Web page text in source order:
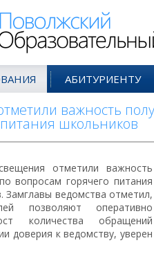
АБИТУРИЕНТУ
важность
школьников
отметили важность
вопросам горячего питания
Замглавы ведомства отметил,
позволяют оперативно
количества обращений
доверия к ведомству, уверен